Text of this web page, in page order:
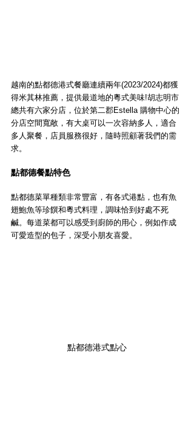
越南的點都德港式餐廳連續兩年(2023/2024)都獲
得米其林推薦，提供最道地的粵式美味!胡志明市
總共有六家分店，位於第二郡Estella 購物中心的
分店空間寬敞，有大桌可以一次容納多人，適合
多人聚餐，店員服務很好，隨時照顧著我們的需
求。
點都德餐點特色
點都德菜單種類非常豐富，有各式港點，也有魚
翅鮑魚等珍饌和粵式料理，調味恰到好處不死
鹹。每道菜都可以感受到廚師的用心，例如作成
可愛造型的包子，深受小朋友喜愛。
點都德港式點心